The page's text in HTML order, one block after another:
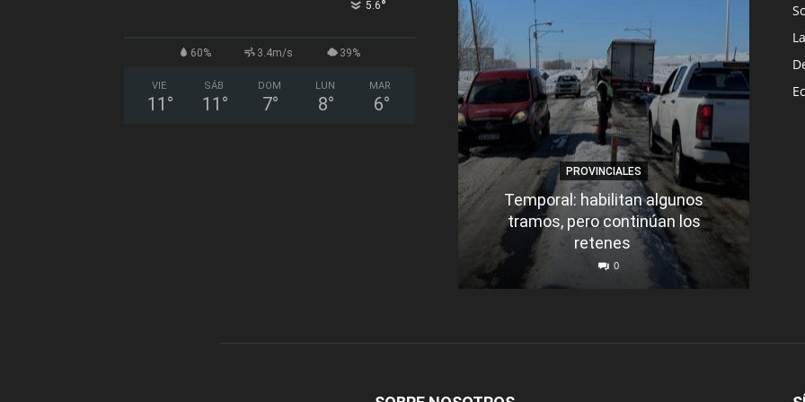
5.6°
60% 3.4m/s 39%
VIE
11 °
SÁB
11 °
DOM
7°
LUN
8°
MAR
6°
PROVINCIALES
Temporal: habilitan algunos
tramos, pero continúan los
retenes
0